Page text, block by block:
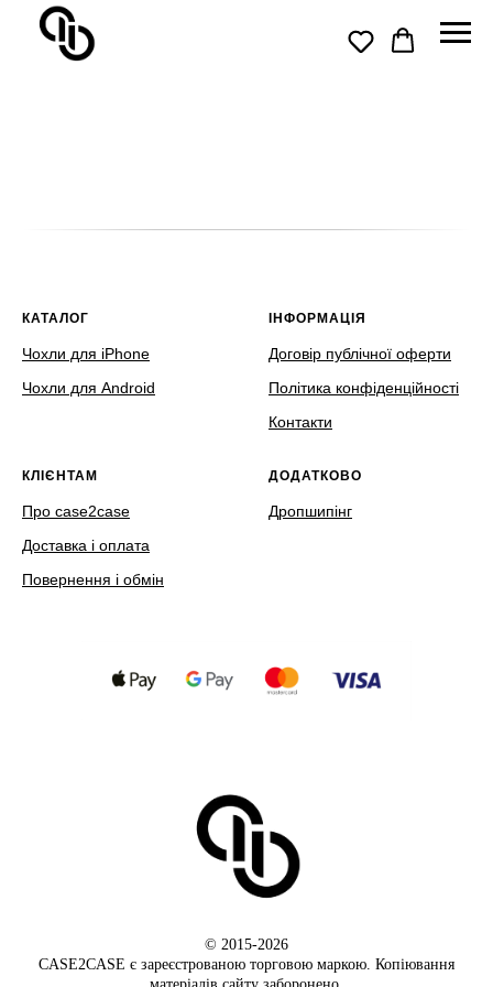
КАТАЛОГ
Чохли для iPhone
Чохли для Android
ІНФОРМАЦІЯ
Договір публічної оферти
Політика конфіденційності
Контакти
КЛІЄНТАМ
Про case2case
Доставка і оплата
Повернення і обмін
ДОДАТКОВО
Дропшипінг
© 2015-2026
CASE2CASE є зареєстрованою торговою маркою. Копіювання